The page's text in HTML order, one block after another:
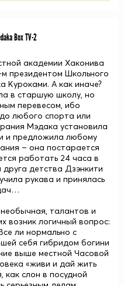
Box TV-2
академии Хаконива
президентом Школьного
Куроками. А как иначе?
в старшую школу, но
перевесом, ибо
любого спорта или
Мэдака установила
и предложила любому
– она постарается
работать 24 часа в
детства Дзэнкити
рукава и принялась
талантов и
возник логичный вопрос:
ли нормально с
себя гибридом богини
выше местной Часовой
«живи и дай жить
как слон в посудной